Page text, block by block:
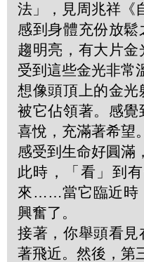
法」，見周兆祥《
感到身體充份放
趨明亮，有大片
受到這些金光非常
想像頭頂上的金
被它佔領著。感
喜悅，充滿著希望。
感受到生命好圓滿
此時，「看」到
來……當它臨近時
興奮了。
接著，你舉頭看
著飛近。然後，